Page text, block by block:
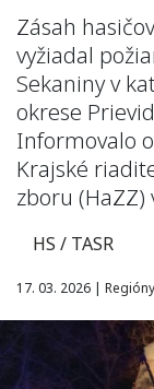
Zásah
vyžiadal
Sekaniny v
okrese
Informovalo
Krajské
zboru (HaZZ)
HS / TASR
17. 03. 2026 | Regióny